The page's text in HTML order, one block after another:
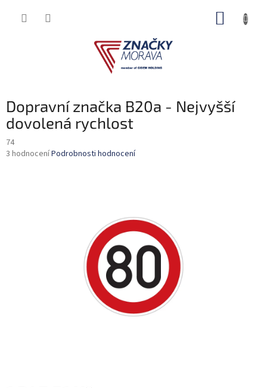
Dopravní značka B20a - Nejvyšší
dovolená rychlost
74
Průměrné
3 hodnoceníPodrobnosti hodnocení